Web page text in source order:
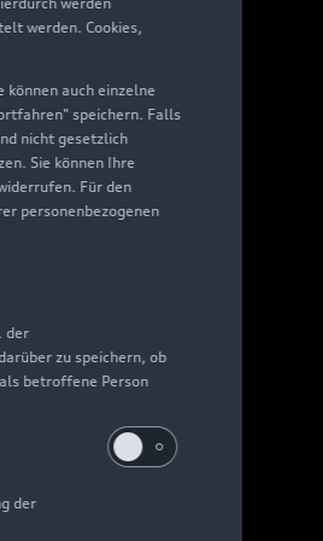
werden. Cookies,
können auch einzelne
speichern. Falls
nicht gesetzlich
Sie können Ihre
Für den
personenbezogenen
der
zu speichern, ob
betroffene Person
der